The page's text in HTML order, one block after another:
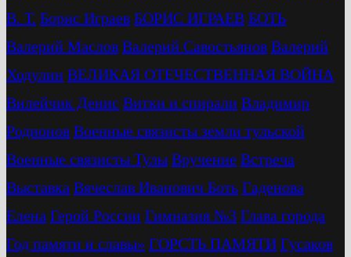
В. Т. Бориc Играев БОРИС ИГРАЕВ БОТЬ
Валерий Маслов Валерий Савостьянов Валерий
Ходулин ВЕЛИКАЯ ОТЕЧЕСТВЕННАЯ ВОЙНА
Вилейчик Денис Витки и спирали Владимир
Родионов Военные связисты земли тульской
Военные связисты Тулы Вручение Встреча
Выставка Вячеслав Иванович Боть Гаденова
Елена Герой России Гимназия №3 Глава города
Год памяти и славы» ГОРСТЬ ПАМЯТИ Гусаков